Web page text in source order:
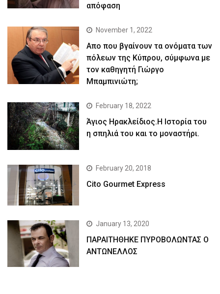
απόφαση
November 1, 2022
Απο που βγαίνουν τα ονόματα των
πόλεων της Κύπρου, σύμφωνα με
τον καθηγητή Γιώργο
Μπαμπινιώτη;
February 18, 2022
Άγιος Ηρακλείδιος.Η Ιστορία του
η σπηλιά του και το μοναστήρι.
February 20, 2018
Cito Gourmet Express
January 13, 2020
ΠΑΡΑΙΤΗΘΗΚΕ ΠΥΡΟΒΟΛΩΝΤΑΣ Ο
ΑΝΤΩΝΕΛΛΟΣ